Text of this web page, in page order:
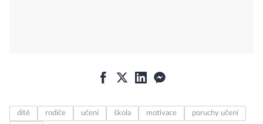
dítě rodiče učení škola motivace
poruchy učení